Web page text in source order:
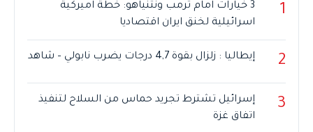
1
3 خيارات امام ترمب ونتنياهو: خطة اميركية
اسرائيلية لخنق ايران اقتصاديا
2 إيطاليا : زلزال بقوة 4,7 درجات يضرب نابولي – شاهد
3
إسرائيل تشترط تجريد حماس من السلاح لتنفيذ
اتفاق غزة